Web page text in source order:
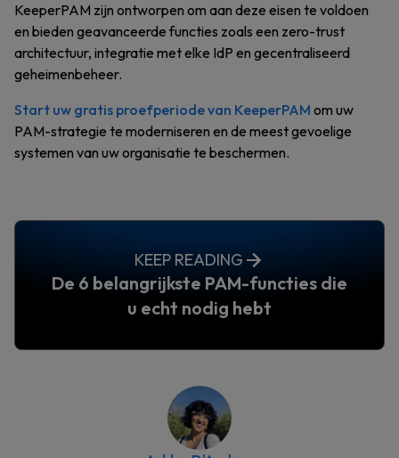
KeeperPAM zijn ontworpen om aan deze eisen te voldoen
en bieden geavanceerde functies zoals een zero-trust
architectuur, integratie met elke IdP en gecentraliseerd
geheimenbeheer.
Start uw gratis proefperiode van KeeperPAM om uw
PAM-strategie te moderniseren en de meest gevoelige
systemen van uw organisatie te beschermen.
KEEP READING
De 6 belangrijkste PAM-functies die
u echt nodig hebt